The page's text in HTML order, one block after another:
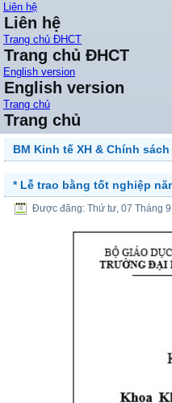
Liên hệ
Liên hệ
Trang chủ ĐHCT
Trang chủ ĐHCT
English version
English version
Trang chủ
Trang chủ
BM Kinh tế XH & Chính sách
* Lễ trao bằng tốt nghiệp
Được đăng: Thứ tư, 07 Tháng